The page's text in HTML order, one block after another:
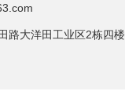
路大洋田工业区2栋四楼